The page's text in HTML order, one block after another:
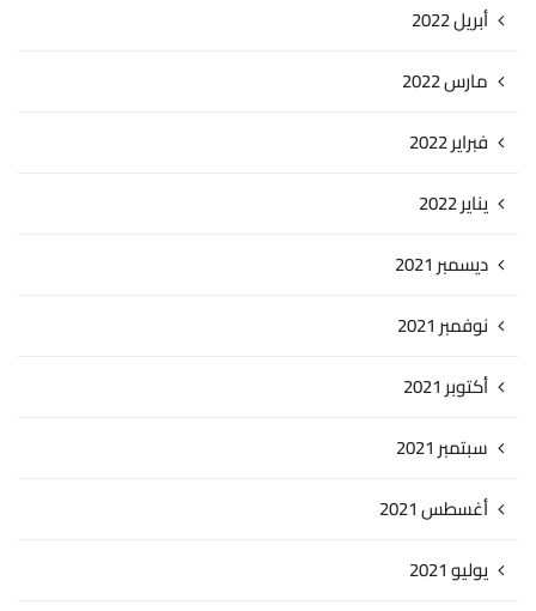
أبريل 2022
مارس 2022
فبراير 2022
يناير 2022
ديسمبر 2021
نوفمبر 2021
أكتوبر 2021
سبتمبر 2021
أغسطس 2021
يوليو 2021